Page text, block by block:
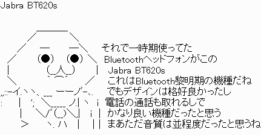
Jabra BT620s
／ ＼
／ ─ ─＼ それで一時期使ってた
／ （●） （●） ＼ Bluetoothヘッドフォンがこの
| （__人__） | Jabra BT620s
＼ ｀ ⌒´ ／ これはBluetooth黎明期の機種だね
,,::-イ.ヽヽ、___ ーーノﾞ-､. でもデザインは格好良かったし
: | '; ＼_____ ノ.| ヽ i 電話の通話も取れるしで
| ＼/ﾞ（__)＼,| i | かなり良い機種だったと思う
＞ ヽ. ハ | |｜ まあただ音質は並程度だったと思うね